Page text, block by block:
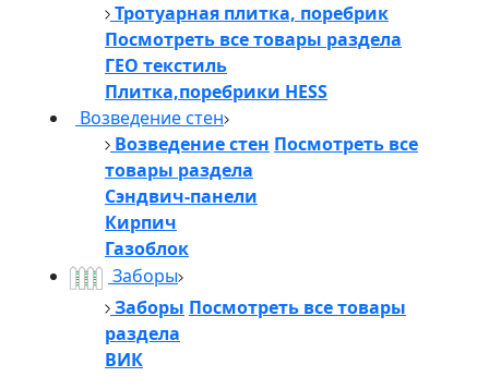
Тротуарная плитка, поребрик
Посмотреть все товары раздела
ГЕО текстиль
Плитка,поребрики HESS
Возведение стен
Возведение стен Посмотреть все
товары раздела
Сэндвич-панели
Кирпич
Газоблок
Заборы
Заборы Посмотреть все товары
раздела
ВИК